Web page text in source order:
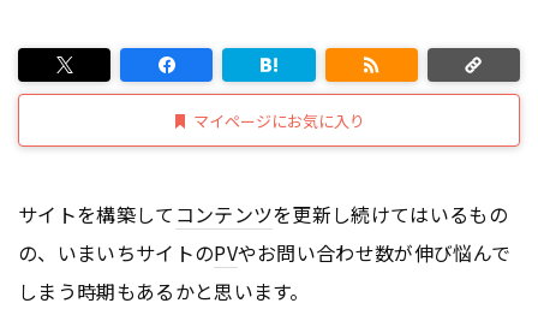
マイページにお気に入り
サイトを構築して コンテンツを更新し続けてはいるもの
の、いまいちサイトのPVやお問い合わせ数が伸び悩んで
しまう時期もあるかと思います。